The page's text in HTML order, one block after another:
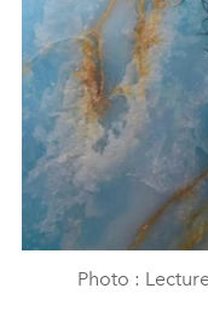
Photo :